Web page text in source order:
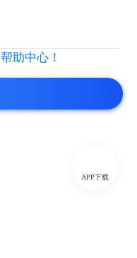
帮助中心！
APP下载